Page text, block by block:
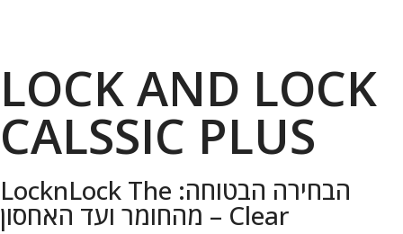
LOCK AND LOCK
CALSSIC PLUS
הבחירה הבטוחה: LocknLock The
Clear – מהחומר ועד האחסון